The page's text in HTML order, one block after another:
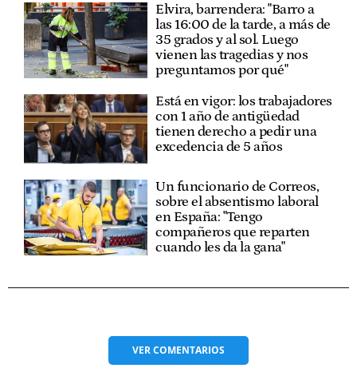
Elvira, barrendera: "Barro a
las 16:00 de la tarde, a más de
35 grados y al sol. Luego
vienen las tragedias y nos
preguntamos por qué"
Está en vigor: los trabajadores
con 1 año de antigüedad
tienen derecho a pedir una
excedencia de 5 años
Un funcionario de Correos,
sobre el absentismo laboral
en España: "Tengo
compañeros que reparten
cuando les da la gana"
VERCOMENTARIOS